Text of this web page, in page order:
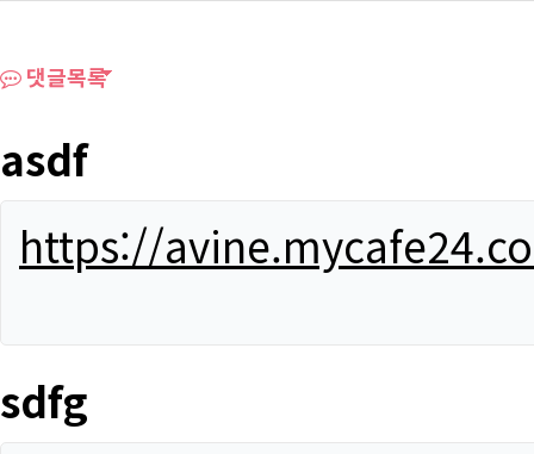
댓글목록
asdf
https://
sdfg